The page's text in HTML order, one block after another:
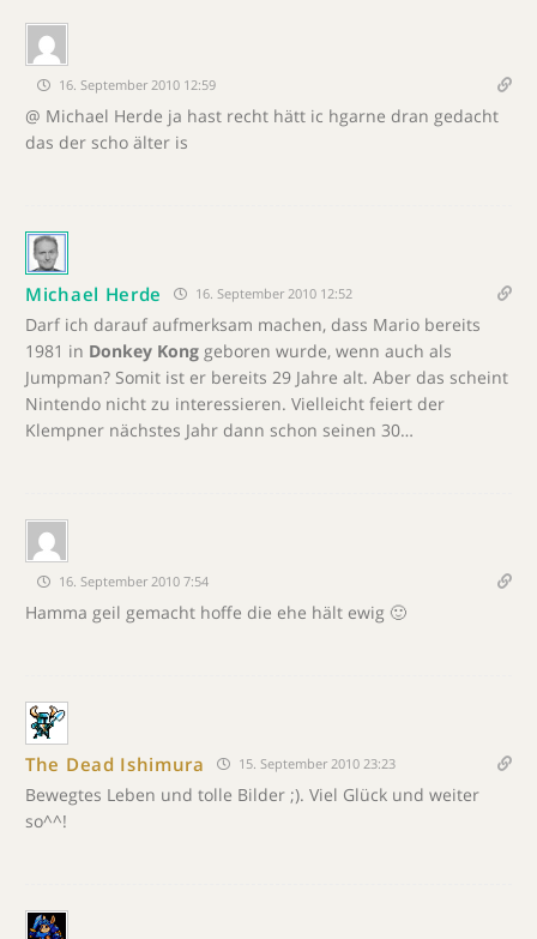
16. September 2010 12:59
@ Michael Herde ja hast recht hätt ic hgarne dran gedacht
das der scho älter is
Michael Herde 16. September 2010 12:52
Darf ich darauf aufmerksam machen, dass Mario bereits
1981 in Donkey Kong geboren wurde, wenn auch als
Jumpman? Somit ist er bereits 29 Jahre alt. Aber das scheint
Nintendo nicht zu interessieren. Vielleicht feiert der
Klempner nächstes Jahr dann schon seinen 30…
16. September 2010 7:54
Hamma geil gemacht hoffe die ehe hält ewig 🙂
The Dead Ishimura 15. September 2010 23:23
Bewegtes Leben und tolle Bilder ;). Viel Glück und weiter
so^^!